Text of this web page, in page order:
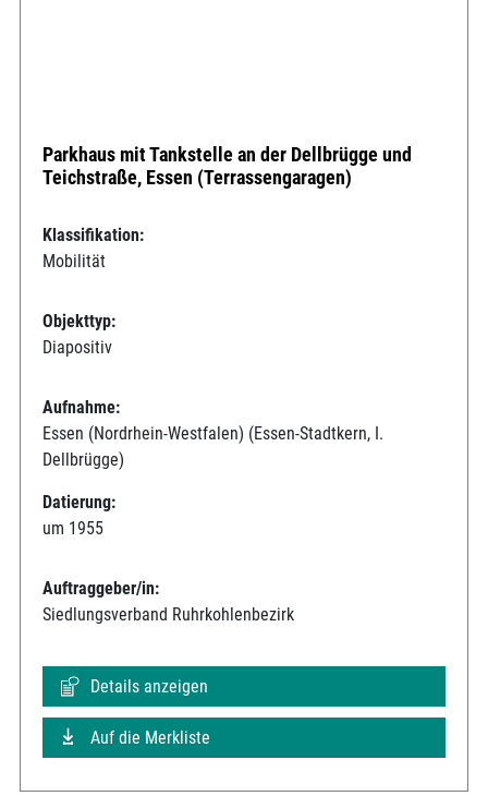
Parkhaus mit Tankstelle an der Dellbrügge und
Teichstraße, Essen (Terrassengaragen)
Klassifikation:
Mobilität
Objekttyp:
Diapositiv
Aufnahme:
Essen (Nordrhein-Westfalen) (Essen-Stadtkern, I.
Dellbrügge)
Datierung:
um 1955
Auftraggeber/in:
Siedlungsverband Ruhrkohlenbezirk
Details anzeigen
Auf die Merkliste